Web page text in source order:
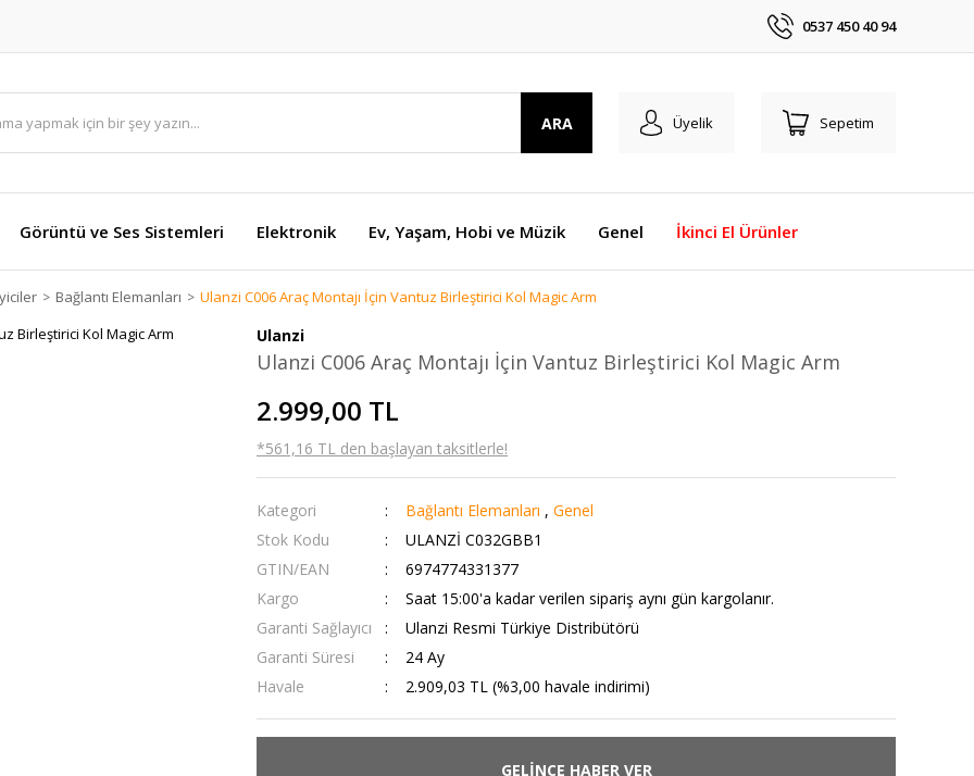
0537 450 40 94
ARA Üyelik Sepetim
Görüntü ve Ses Sistemleri Elektronik Ev, Yaşam, Hobi ve Müzik Genel İkinci El Ürünler
Bağlantı Elemanları Ulanzi C006 Araç Montajı İçin Vantuz Birleştirici Kol Magic Arm
Ulanzi
Ulanzi C006 Araç Montajı İçin Vantuz Birleştirici Kol Magic Arm
2.999,00 TL
*561,16 TL den başlayan taksitlerle!
Kategori Bağlantı Elemanları , Genel
Stok Kodu
ULANZİ C032GBB1
GTIN/EAN
6974774331377
Kargo
Saat 15:00'a kadar verilen sipariş aynı gün kargolanır.
Garanti Sağlayıcı
Ulanzi Resmi Türkiye Distribütörü
Garanti Süresi
24 Ay
Havale
2.909,03 TL (%3,00 havale indirimi)
GELİNCE HABER VER